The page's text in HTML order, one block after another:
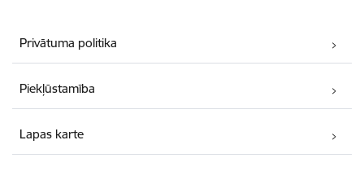
Privātuma politika
Piekļūstamība
Lapas karte